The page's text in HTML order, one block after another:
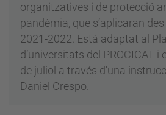
organitzatives i de protecció
pandèmia, que s’aplicaran
2021-2022. Està adaptat al
d’universitats del PROCICAT i
de juliol a través d'una
Daniel Crespo.